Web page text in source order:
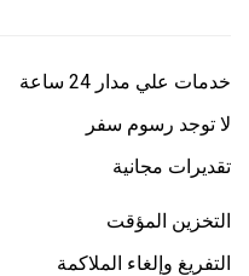
خدمات علي مدار 24 ساعة
لا توجد رسوم سفر
تقديرات مجانية
التخزين المؤقت
التفريغ وإلغاء الملاكمة